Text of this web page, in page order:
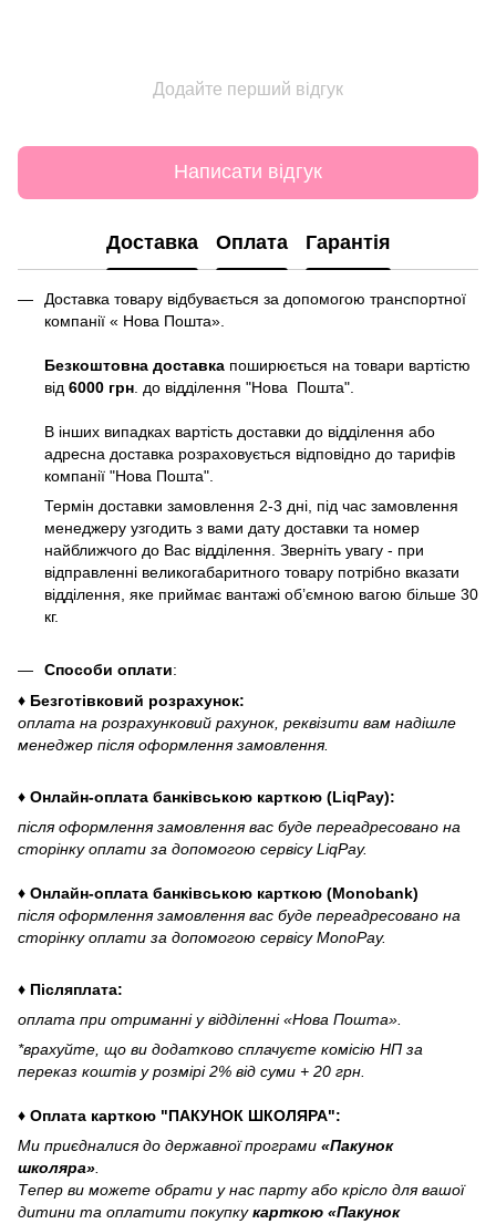
Додайте перший відгук
Написати відгук
Доставка Оплата Гарантія
Доставка товару відбувається за допомогою транспортної
компанії « Нова Пошта».
Безкоштовна доставка поширюється на товари вартістю
від 6000 грн . до відділення "Нова Пошта".
В інших випадках вартість доставки до відділення або
адресна доставка розраховується відповідно до тарифів
компанії "Нова Пошта".
Термін доставки замовлення 2-3 дні, під час замовлення
менеджеру узгодить з вами дату доставки та номер
найближчого до Вас відділення. Зверніть увагу - при
відправленні великогабаритного товару потрібно вказати
відділення, яке приймає вантажі об’ємною вагою більше 30
кг.
Способи оплати:
♦ Безготівковий розрахунок:
оплата на розрахунковий рахунок, реквізити вам надішле
менеджер після оформлення замовлення.
♦ Онлайн-оплата банківською карткою (LiqPay):
після оформлення замовлення вас буде переадресовано на
сторінку оплати за допомогою сервісу LiqPay.
♦ Онлайн-оплата банківською карткою (Monobank)
після оформлення замовлення вас буде переадресовано на
сторінку оплати за допомогою сервісу MonoPay.
♦ Післяплата:
оплата при отриманні у відділенні «Нова Пошта».
*врахуйте, що ви додатково сплачуєте комісію НП за
переказ коштів у розмірі 2% від суми + 20 грн.
♦ Оплата карткою "ПАКУНОК ШКОЛЯРА":
Ми приєдналися до державної програми «Пакунок
школяра».
Тепер ви можете обрати у нас парту або крісло для вашої
дитини та оплатити покупкукарткою «Пакунок